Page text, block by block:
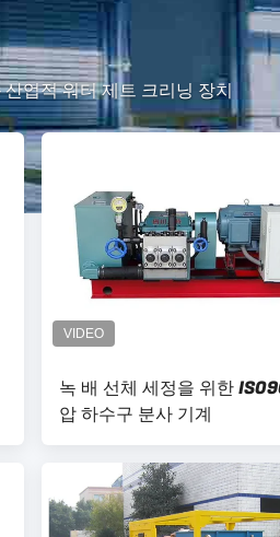
산업적 워터 제트 크리닝 장치
녹 배 선체 세정을 위한
압 하수구 분사 기계